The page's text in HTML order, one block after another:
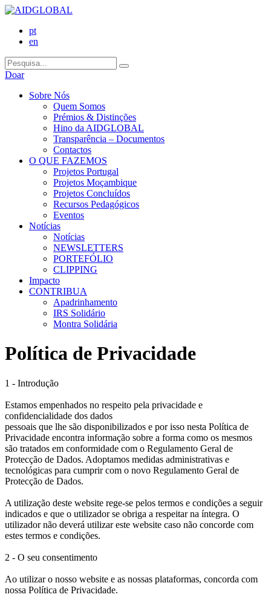
pt
en
Doar
Sobre Nós
Quem Somos
Prémios & Distinções
Hino da AIDGLOBAL
Transparência – Documentos
Contactos
O QUE FAZEMOS
Projetos Portugal
Projetos Moçambique
Projetos Concluídos
Recursos Pedagógicos
Eventos
Notícias
Notícias
NEWSLETTERS
PORTEFÓLIO
CLIPPING
Impacto
CONTRIBUA
Apadrinhamento
IRS Solidário
Montra Solidária
Política de Privacidade
1 - Introdução
Estamos empenhados no respeito pela privacidade e
confidencialidade dos dados
pessoais que lhe são disponibilizados e por isso nesta Política de
Privacidade encontra informação sobre a forma como os mesmos
são tratados em conformidade com o Regulamento Geral de
Protecção de Dados. Adoptamos medidas administrativas e
tecnológicas para cumprir com o novo Regulamento Geral de
Protecção de Dados.
A utilização deste website rege-se pelos termos e condições a seguir
indicados e que o utilizador se obriga a respeitar na íntegra. O
utilizador não deverá utilizar este website caso não concorde com
estes termos e condições.
2 - O seu consentimento
Ao utilizar o nosso website e as nossas plataformas, concorda com
nossa Política de Privacidade.